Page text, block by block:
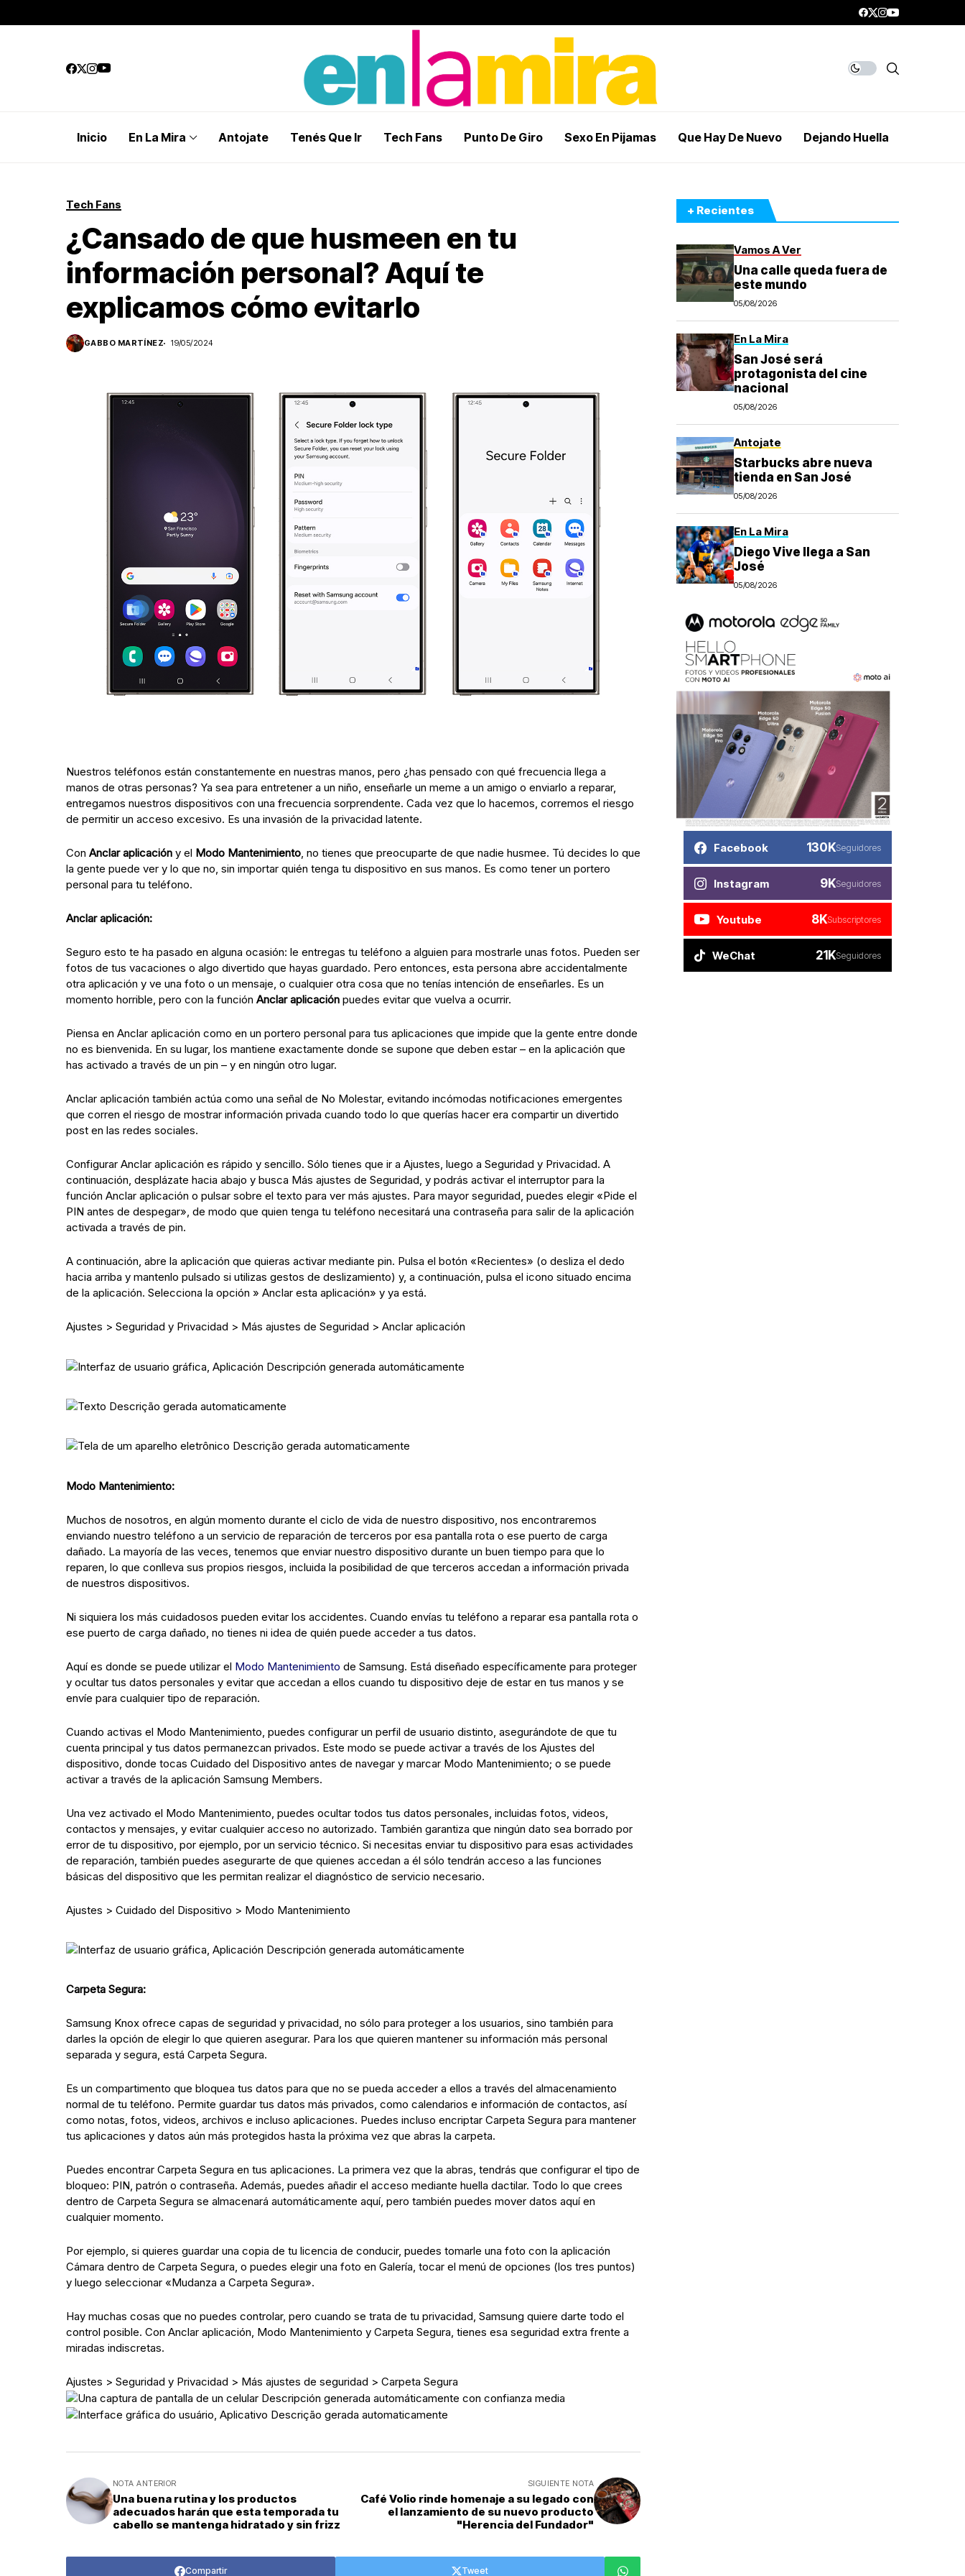
Inicio En La Mira Antojate Tenés Que Ir Tech Fans Punto De Giro Sexo En Pijamas Que Hay De Nuevo Dejando Huella
Tech Fans
¿Cansado de que husmeen en tu
información personal? Aquí te
explicamos cómo evitarlo
GABBO MARTÍNEZ 19/05/2024
Nuestros teléfonos están constantemente en nuestras manos, pero ¿has pensado con qué frecuencia llega a
manos de otras personas? Ya sea para entretener a un niño, enseñarle un meme a un amigo o enviarlo a reparar,
entregamos nuestros dispositivos con una frecuencia sorprendente. Cada vez que lo hacemos, corremos el riesgo
de permitir un acceso excesivo. Es una invasión de la privacidad latente.
Con Anclar aplicación y el Modo Mantenimiento, no tienes que preocuparte de que nadie husmee. Tú decides lo que
la gente puede ver y lo que no, sin importar quién tenga tu dispositivo en sus manos. Es como tener un portero
personal para tu teléfono.
Anclar aplicación:
Seguro esto te ha pasado en alguna ocasión: le entregas tu teléfono a alguien para mostrarle unas fotos. Pueden ser
fotos de tus vacaciones o algo divertido que hayas guardado. Pero entonces, esta persona abre accidentalmente
otra aplicación y ve una foto o un mensaje, o cualquier otra cosa que no tenías intención de enseñarles. Es un
momento horrible, pero con la función Anclar aplicación puedes evitar que vuelva a ocurrir.
Piensa en Anclar aplicación como en un portero personal para tus aplicaciones que impide que la gente entre donde
no es bienvenida. En su lugar, los mantiene exactamente donde se supone que deben estar – en la aplicación que
has activado a través de un pin – y en ningún otro lugar.
Anclar aplicación también actúa como una señal de No Molestar, evitando incómodas notificaciones emergentes
que corren el riesgo de mostrar información privada cuando todo lo que querías hacer era compartir un divertido
post en las redes sociales.
Configurar Anclar aplicación es rápido y sencillo. Sólo tienes que ir a Ajustes, luego a Seguridad y Privacidad. A
continuación, desplázate hacia abajo y busca Más ajustes de Seguridad, y podrás activar el interruptor para la
función Anclar aplicación o pulsar sobre el texto para ver más ajustes. Para mayor seguridad, puedes elegir «Pide el
PIN antes de despegar», de modo que quien tenga tu teléfono necesitará una contraseña para salir de la aplicación
activada a través de pin.
A continuación, abre la aplicación que quieras activar mediante pin. Pulsa el botón «Recientes» (o desliza el dedo
hacia arriba y mantenlo pulsado si utilizas gestos de deslizamiento) y, a continuación, pulsa el icono situado encima
de la aplicación. Selecciona la opción » Anclar esta aplicación» y ya está.
Ajustes > Seguridad y Privacidad > Más ajustes de Seguridad > Anclar aplicación
Modo Mantenimiento:
Muchos de nosotros, en algún momento durante el ciclo de vida de nuestro dispositivo, nos encontraremos
enviando nuestro teléfono a un servicio de reparación de terceros por esa pantalla rota o ese puerto de carga
dañado. La mayoría de las veces, tenemos que enviar nuestro dispositivo durante un buen tiempo para que lo
reparen, lo que conlleva sus propios riesgos, incluida la posibilidad de que terceros accedan a información privada
de nuestros dispositivos.
Ni siquiera los más cuidadosos pueden evitar los accidentes. Cuando envías tu teléfono a reparar esa pantalla rota o
ese puerto de carga dañado, no tienes ni idea de quién puede acceder a tus datos.
Aquí es donde se puede utilizar el Modo Mantenimiento de Samsung. Está diseñado específicamente para proteger
y ocultar tus datos personales y evitar que accedan a ellos cuando tu dispositivo deje de estar en tus manos y se
envíe para cualquier tipo de reparación.
Cuando activas el Modo Mantenimiento, puedes configurar un perfil de usuario distinto, asegurándote de que tu
cuenta principal y tus datos permanezcan privados. Este modo se puede activar a través de los Ajustes del
dispositivo, donde tocas Cuidado del Dispositivo antes de navegar y marcar Modo Mantenimiento; o se puede
activar a través de la aplicación Samsung Members.
Una vez activado el Modo Mantenimiento, puedes ocultar todos tus datos personales, incluidas fotos, videos,
contactos y mensajes, y evitar cualquier acceso no autorizado. También garantiza que ningún dato sea borrado por
error de tu dispositivo, por ejemplo, por un servicio técnico. Si necesitas enviar tu dispositivo para esas actividades
de reparación, también puedes asegurarte de que quienes accedan a él sólo tendrán acceso a las funciones
básicas del dispositivo que les permitan realizar el diagnóstico de servicio necesario.
Ajustes > Cuidado del Dispositivo > Modo Mantenimiento
Carpeta Segura:
Samsung Knox ofrece capas de seguridad y privacidad, no sólo para proteger a los usuarios, sino también para
darles la opción de elegir lo que quieren asegurar. Para los que quieren mantener su información más personal
separada y segura, está Carpeta Segura.
Es un compartimento que bloquea tus datos para que no se pueda acceder a ellos a través del almacenamiento
normal de tu teléfono. Permite guardar tus datos más privados, como calendarios e información de contactos, así
como notas, fotos, videos, archivos e incluso aplicaciones. Puedes incluso encriptar Carpeta Segura para mantener
tus aplicaciones y datos aún más protegidos hasta la próxima vez que abras la carpeta.
Puedes encontrar Carpeta Segura en tus aplicaciones. La primera vez que la abras, tendrás que configurar el tipo de
bloqueo: PIN, patrón o contraseña. Además, puedes añadir el acceso mediante huella dactilar. Todo lo que crees
dentro de Carpeta Segura se almacenará automáticamente aquí, pero también puedes mover datos aquí en
cualquier momento.
Por ejemplo, si quieres guardar una copia de tu licencia de conducir, puedes tomarle una foto con la aplicación
Cámara dentro de Carpeta Segura, o puedes elegir una foto en Galería, tocar el menú de opciones (los tres puntos)
y luego seleccionar «Mudanza a Carpeta Segura».
Hay muchas cosas que no puedes controlar, pero cuando se trata de tu privacidad, Samsung quiere darte todo el
control posible. Con Anclar aplicación, Modo Mantenimiento y Carpeta Segura, tienes esa seguridad extra frente a
miradas indiscretas.
Ajustes > Seguridad y Privacidad > Más ajustes de seguridad > Carpeta Segura
NOTA ANTERIOR
Una buena rutina y los productos
adecuados harán que esta temporada tu
cabello se mantenga hidratado y sin frizz
SIGUIENTE NOTA
Café Volio rinde homenaje a su legado con
el lanzamiento de su nuevo producto
"Herencia del Fundador"
Compartir Tweet
+ Recientes
Vamos A Ver
Una calle queda fuera de
este mundo
05/08/2026
En La Mira
San José será
protagonista del cine
nacional
05/08/2026
Antojate
Starbucks abre nueva
tienda en San José
05/08/2026
En La Mira
Diego Vive llega a San
José
05/08/2026
Facebook 130KSeguidores
Instagram 9KSeguidores
Youtube 8KSubscriptores
WeChat 21KSeguidores